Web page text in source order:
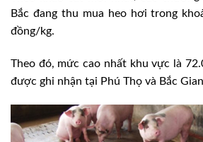
Bắc đang thu mua heo hơi trong
đồng/kg.
Theo đó, mức cao nhất khu vực là
được ghi nhận tại Phú Thọ và Bắc